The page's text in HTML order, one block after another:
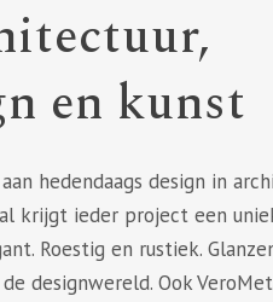
en kunst
hedendaags design in
krijgt ieder project een
Roestig en rustiek.
designwereld. Ook